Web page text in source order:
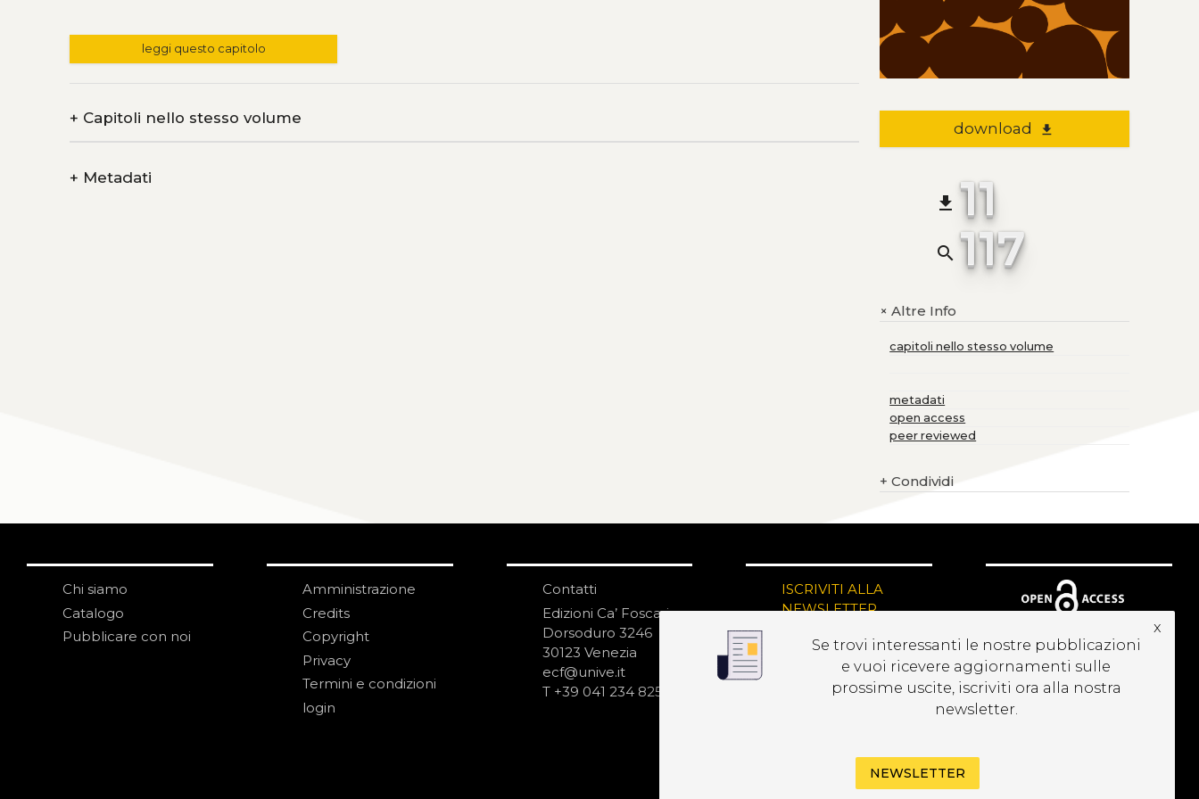
leggi questo capitolo
+ Capitoli nello stesso volume
+ Metadati
download file_download
file_download 11
search 117
+Altre Info
capitoli nello stesso volume
metadati
open access
peer reviewed
+ Condividi
Chi siamo
Catalogo
Pubblicare con noi
Amministrazione
Credits
Copyright
Privacy
Termini e condizioni
login
Contatti
Edizioni Ca’ Foscari
Dorsoduro 3246
30123 Venezia
ecf@unive.it
T +39 041 234 8250
ISCRIVITI ALLA
NEWSLETTER
Se trovi interessanti le nostre pubblicazioni
e vuoi ricevere aggiornamenti sulle
prossime uscite, iscriviti ora alla nostra
newsletter.
x
NEWSLETTER